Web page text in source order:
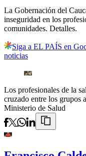
La Gobernación del
inseguridad en los
comunidades. Detalles.
Siga a EL PAÍS en
noticias
Los profesionales de la
cruzado entre los grupos
Ministerio de Salud